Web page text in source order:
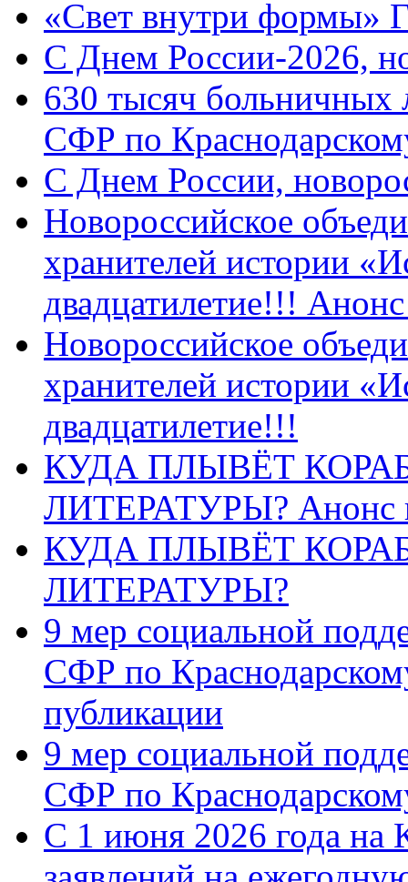
«Свет внутри формы»
C Днем России-2026,
630 тысяч больничных
СФР по
C Днем России,
Новороссийское
хранителей истории
двадцатилетие!!!
Новороссийское
хранителей истории
двадцатилетие!!!
КУДА ПЛЫВЁТ
ЛИТЕРАТУРЫ? Анонс
КУДА ПЛЫВЁТ
ЛИТЕРАТУРЫ?
9 мер социальной
СФР по
публикации
9 мер социальной
СФР по
С 1 июня 2026 года на